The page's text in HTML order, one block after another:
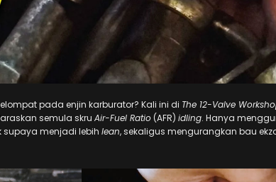
pada enjin karburator? Kali ini di The 12-Valve
semula skru Air-Fuel Ratio (AFR) idling. Hanya
menjadi lebih lean, sekaligus mengurangkan bau